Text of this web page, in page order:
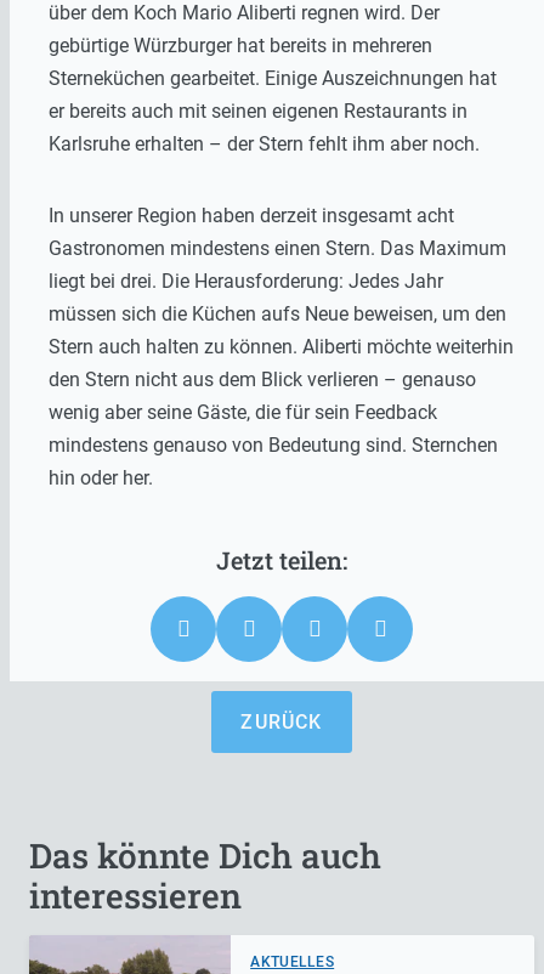
über dem Koch Mario Aliberti regnen wird. Der
gebürtige Würzburger hat bereits in mehreren
Sterneküchen gearbeitet. Einige Auszeichnungen hat
er bereits auch mit seinen eigenen Restaurants in
Karlsruhe erhalten – der Stern fehlt ihm aber noch.
In unserer Region haben derzeit insgesamt acht
Gastronomen mindestens einen Stern. Das Maximum
liegt bei drei. Die Herausforderung: Jedes Jahr
müssen sich die Küchen aufs Neue beweisen, um den
Stern auch halten zu können. Aliberti möchte weiterhin
den Stern nicht aus dem Blick verlieren – genauso
wenig aber seine Gäste, die für sein Feedback
mindestens genauso von Bedeutung sind. Sternchen
hin oder her.
ZURÜCK
Das könnte Dich auch
interessieren
AKTUELLES